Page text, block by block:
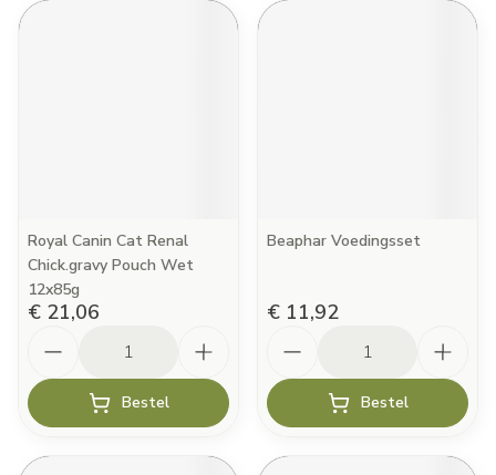
Royal Canin Cat Renal
Chick.gravy Pouch Wet
12x85g
€ 21,06
Bestel
Beaphar Voedingsset
€ 11,92
Bestel